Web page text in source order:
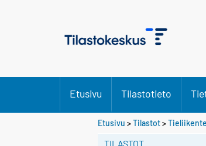
Etusivu Tilastotieto
Etusivu >Tilastot>
TILASTOT